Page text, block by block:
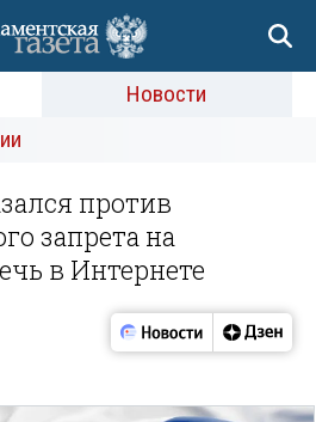
Новости
против
запрета на
в Интернете